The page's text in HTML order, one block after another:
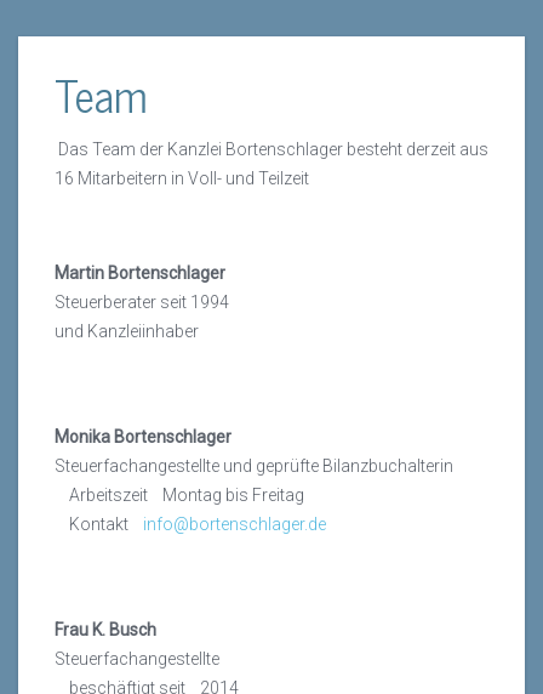
Team
Das Team der Kanzlei Bortenschlager besteht derzeit aus
16 Mitarbeitern in Voll- und Teilzeit
Martin Bortenschlager
Steuerberater seit 1994
und Kanzleiinhaber
Monika Bortenschlager
Steuerfachangestellte und geprüfte Bilanzbuchalterin
Arbeitszeit Montag bis Freitag
Kontakt info@bortenschlager.de
Frau K. Busch
Steuerfachangestellte
beschäftigt seit 2014